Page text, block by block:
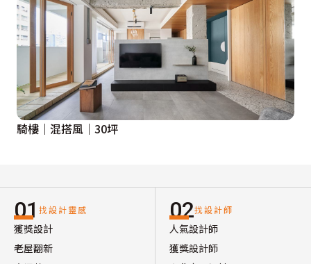
騎樓｜混搭風｜30坪
01 找設計靈感
獲獎設計
老屋翻新
02找設計師
人氣設計師
獲獎設計師